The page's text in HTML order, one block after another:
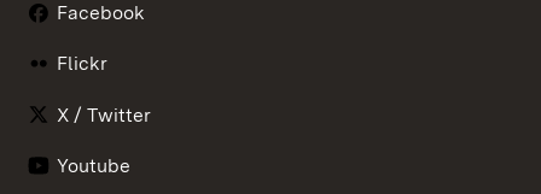
Facebook
Flickr
X / Twitter
Youtube